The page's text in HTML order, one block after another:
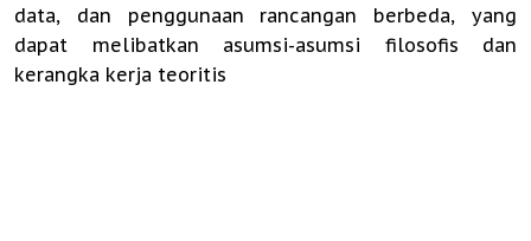
data, dan penggunaan rancangan berbeda, yang
dapat melibatkan asumsi-asumsi filosofis dan
kerangka kerja teoritis